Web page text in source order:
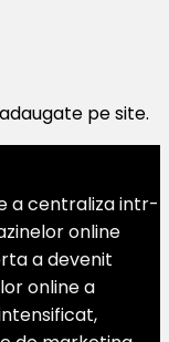
pe site.
a centraliza intr-
online
a devenit
online a